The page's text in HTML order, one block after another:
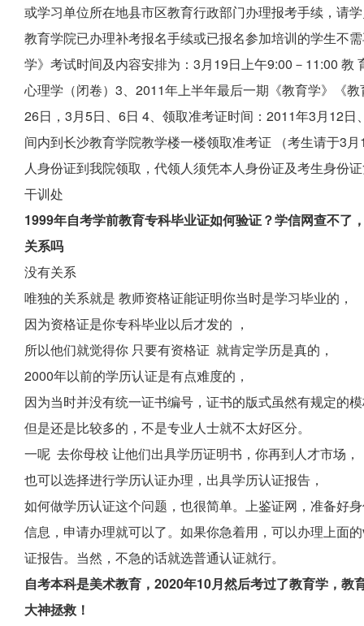
或学习单位所在地县市区教育行政部门办理报考手续，请
教育学院已办理补考报名手续或已报名参加培训的学生不
学》考试时间及内容安排为：3月19日上午9:00－11:00 教
心理学（闭卷）3、2011年上半年最后一期《教育学》《
26日，3月5日、6日 4、领取准考证时间：2011年3月12
间内到长沙教育学院教学楼一楼领取准考证 （考生请于3
人身份证到我院领取，代领人须凭本人身份证及考生身份
干训处
1999年自考学前教育专科毕业证如何验证？学信网查不了
关系吗
没有关系
唯独的关系就是 教师资格证能证明你当时是学习毕业的，
因为资格证是你专科毕业以后才发的 ，
所以他们就觉得你 只要有资格证 就肯定学历是真的，
2000年以前的学历认证是有点难度的，
因为当时并没有统一证书编号，证书的版式虽然有规定的
但是还是比较多的，不是专业人士就不太好区分。
一呢 去你母校 让他们出具学历证明书，你再到人才市场，
也可以选择进行学历认证办理，出具学历认证报告，
如何做学历认证这个问题，也很简单。上鉴证网，准备好
信息，申请办理就可以了。如果你急着用，可以办理上面
证报告。当然，不急的话就选普通认证就行。
自考本科是美术教育，2020年10月然后考过了教育学，教
大神拯救！